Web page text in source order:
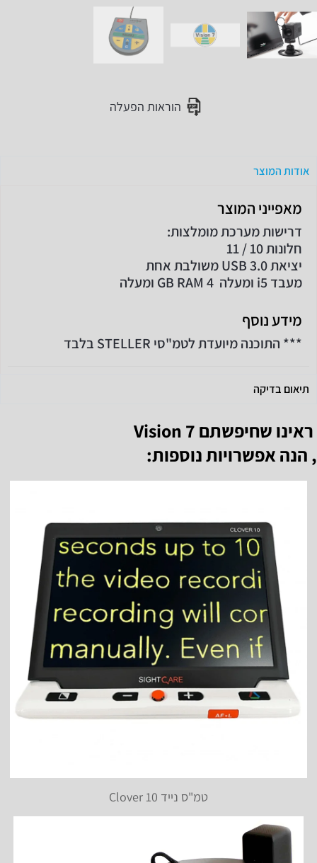
הוראות הפעלה
אודות המוצר
מאפייני המוצר
דרישות מערכת מומלצות:
חלונות 10 / 11
יציאת USB 3.0 משולבת אחת
מעבד i5 ומעלה 4 GB RAM ומעלה
מידע נוסף
*** התוכנה מיועדת לטמ"סי STELLER בלבד
תיאום בדיקה
ראינו שחיפשתם Vision 7
, הנה אפשרויות נוספות:
טמ"ס נייד Clover 10